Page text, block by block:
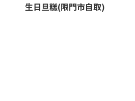
生日旦糕(限門市自取)